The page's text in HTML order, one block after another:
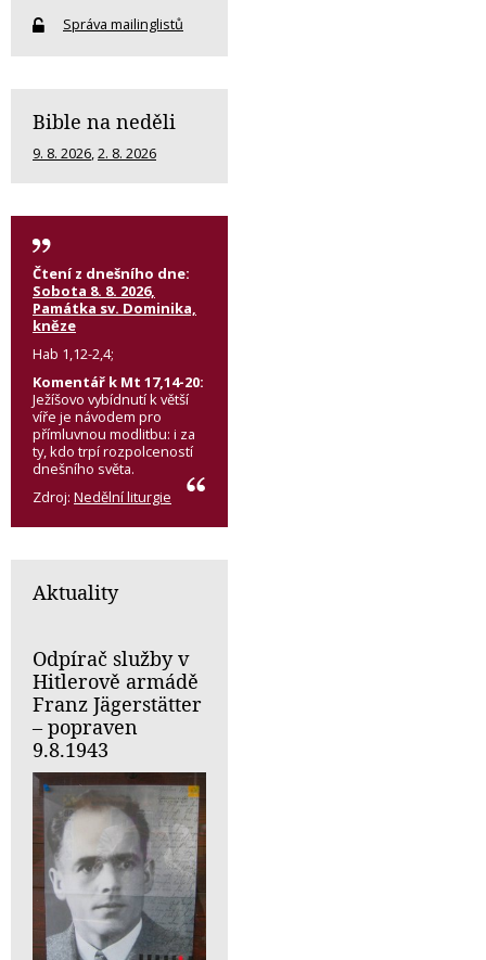
Správa mailinglistů
Bible na neděli
9. 8. 2026,2. 8. 2026
Čtení z dnešního dne:
Sobota 8. 8. 2026,
Památka sv. Dominika,
kněze
Hab 1,12-2,4;
Komentář k Mt 17,14-20:
Ježíšovo vybídnutí k větší
víře je návodem pro
přímluvnou modlitbu: i za
ty, kdo trpí rozpolceností
dnešního světa.
Zdroj: Nedělní liturgie
Aktuality
Odpírač služby v
Hitlerově armádě
Franz Jägerstätter
– popraven
9.8.1943